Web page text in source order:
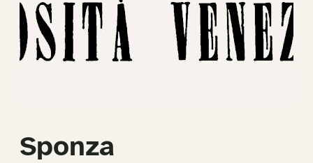
Sponza